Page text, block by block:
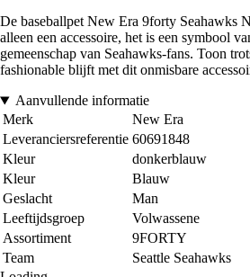
De baseballpet New Era 9forty Seahawks
alleen een accessoire, het is een symbool
gemeenschap van Seahawks-fans. Toon
fashionable blijft met dit onmisbare
Aanvullende informatie
Merk
New Era
Leveranciersreferentie 60691848
Kleur
donkerblauw
Kleur
Blauw
Geslacht
Man
Leeftijdsgroep
Volwassene
Assortiment
9FORTY
Team
Seattle Seahawks